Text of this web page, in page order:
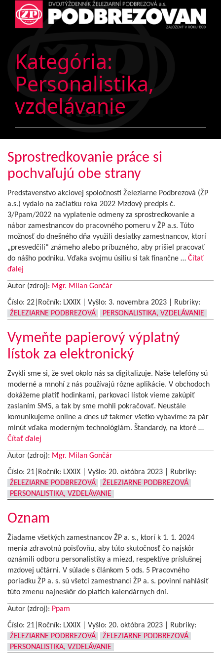
Kategória:
Personalistika,
vzdelávanie
Sprostredkovanie práce si
pochvaľujú obe strany
Predstavenstvo akciovej spoločnosti Železiarne Podbrezová (ŽP
a.s.) vydalo na začiatku roka 2022 Mzdový predpis č.
3/Ppam/2022 na vyplatenie odmeny za sprostredkovanie a
nábor zamestnancov do pracovného pomeru v ŽP a.s. Túto
možnosť do dnešného dňa využili desiatky zamestnancov, ktorí
„presvedčili“ známeho alebo príbuzného, aby prišiel pracovať
do nášho podniku. Vďaka svojmu úsiliu si tak finančne … Čítať
ďalej
Autor (zdroj): Mgr. Milan Gončár
Číslo: 22|Ročník: LXXIX | Vyšlo: 3. novembra 2023
Rubriky:
ŽELEZIARNE PODBREZOVÁ
PERSONALISTIKA, VZDELÁVANIE
Vymeňte papierový výplatný
lístok za elektronický
Zvykli sme si, že svet okolo nás sa digitalizuje. Naše telefóny sú
moderné a mnohí z nás používajú rôzne aplikácie. V obchodoch
dokážeme platiť hodinkami, parkovací lístok vieme zakúpiť
zaslaním SMS, a tak by sme mohli pokračovať. Neustále
komunikujeme online a dnes už takmer všetko vybavíme za pár
minút vďaka moderným technológiám. Štandardy, na ktoré …
Čítať ďalej
Autor (zdroj): Mgr. Milan Gončár
Číslo: 21|Ročník: LXXIX | Vyšlo: 20. októbra 2023
Rubriky:
ŽELEZIARNE PODBREZOVÁ
ŽELEZIARNE PODBREZOVÁ
PERSONALISTIKA, VZDELÁVANIE
Oznam
Žiadame všetkých zamestnancov ŽP a. s., ktorí k 1. 1. 2024
menia zdravotnú poisťovňu, aby túto skutočnosť čo najskôr
oznámili odboru personalistiky a miezd, respektíve príslušnej
mzdovej učtárni. V súlade s článkom 5 ods. 5 Pracovného
poriadku ŽP a. s. sú všetci zamestnanci ŽP a. s. povinní nahlásiť
túto zmenu najneskôr do piatich kalendárnych dní.
Autor (zdroj): Ppam
Číslo: 21|Ročník: LXXIX | Vyšlo: 20. októbra 2023
Rubriky:
ŽELEZIARNE PODBREZOVÁ
ŽELEZIARNE PODBREZOVÁ
PERSONALISTIKA, VZDELÁVANIE